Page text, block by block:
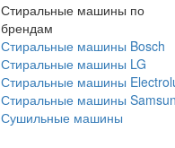
Стиральные машины по
брендам
Стиральные машины Bosch
Стиральные машины LG
Стиральные машины
Стиральные машины
Сушильные машины